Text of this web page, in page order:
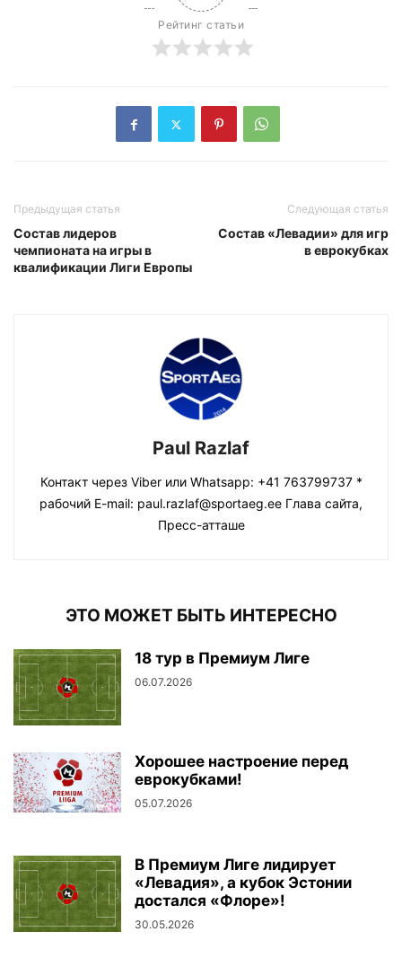
Рейтинг статьи
Предыдущая статья
Состав лидеров
чемпионата на игры в
квалификации Лиги Европы
Следующая статья
Состав «Левадии» для игр
в еврокубках
Paul Razlaf
Контакт через Viber или Whatsapp: +41 763799737 *
рабочий E-mail: paul.razlaf@sportaeg.ee Глава сайта,
Пресс-атташе
ЭТО МОЖЕТ БЫТЬ ИНТЕРЕСНО
18 тур в Премиум Лиге
06.07.2026
Хорошее настроение перед
еврокубками!
05.07.2026
В Премиум Лиге лидирует
«Левадия», а кубок Эстонии
достался «Флоре»!
30.05.2026